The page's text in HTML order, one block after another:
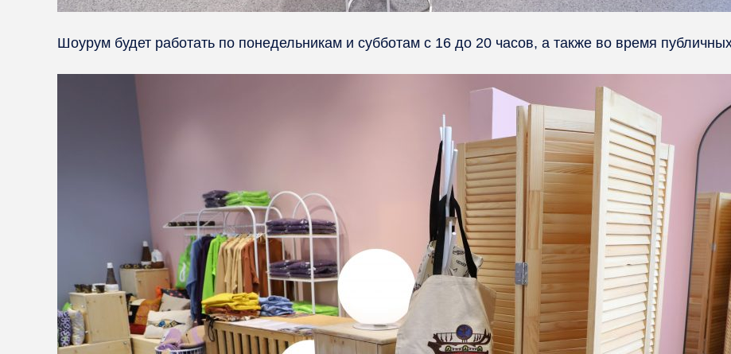
Шоурум будет работать по понедельникам и субботам с 16 до 20 часов, а также во время